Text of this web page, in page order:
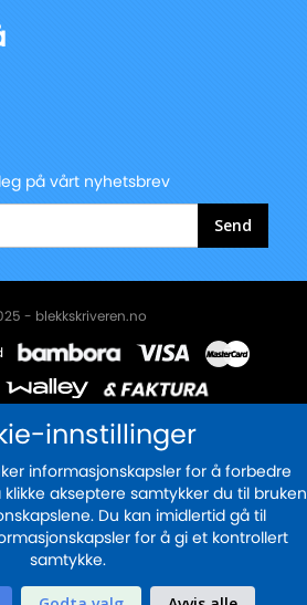
på vårt nyhetsbrev
Send
- blekkskriveren.no
innstillinger
informasjonskapsler for å forbedre
akseptere samtykker du til bruken
Du kan imidlertid gå til
for å gi et kontrollert
samtykke.